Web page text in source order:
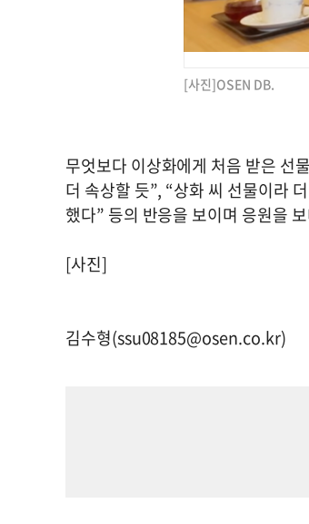
[사진]OSEN DB.
무엇보다 이상화에게 처음 받은 선
더 속상할 듯”, “상화 씨 선물이라
했다” 등의 반응을 보이며 응원을
[사진]
김수형(ssu08185@osen.co.kr)